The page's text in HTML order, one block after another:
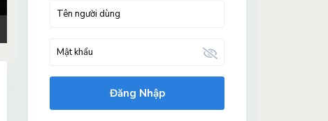
Đăng Nhập